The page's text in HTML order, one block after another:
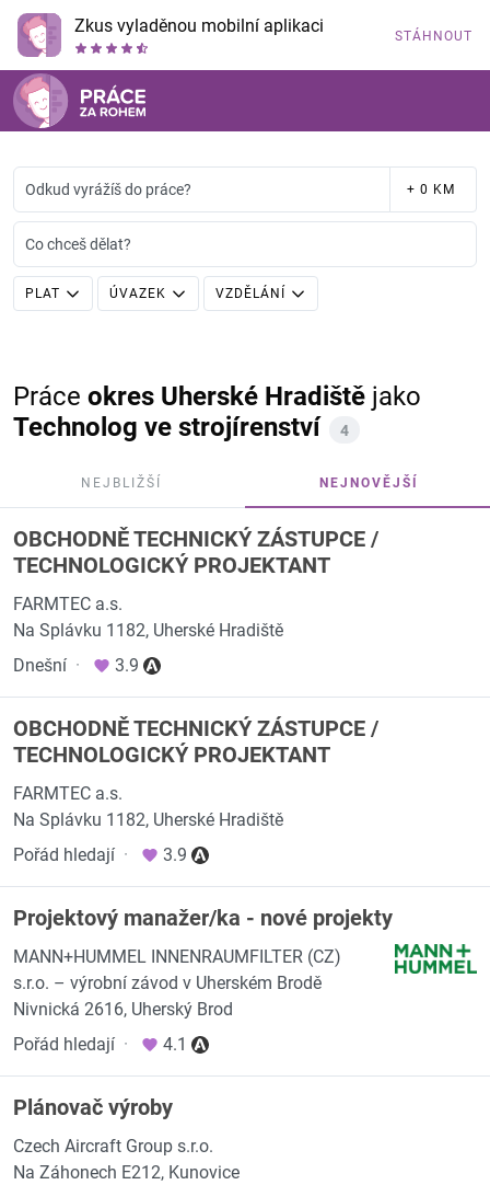
Zkus vyladěnou mobilní aplikaci STÁHNOUT
Odkud vyrážíš do práce? + 0 KM
Co chceš dělat?
PLAT ÚVAZEK VZDĚLÁNÍ
Práce okres Uherské Hradiště jako
Technolog ve strojírenství
4
NEJBLIŽŠÍ NEJNOVĚJŠÍ
OBCHODNĚ TECHNICKÝ ZÁSTUPCE /
TECHNOLOGICKÝ PROJEKTANT
FARMTEC a.s.
Na Splávku 1182, Uherské Hradiště
Dnešní · 3.9
OBCHODNĚ TECHNICKÝ ZÁSTUPCE /
TECHNOLOGICKÝ PROJEKTANT
FARMTEC a.s.
Na Splávku 1182, Uherské Hradiště
Pořád hledají · 3.9
Projektový manažer/ka - nové projekty
MANN+HUMMEL INNENRAUMFILTER (CZ)
s.r.o. – výrobní závod v Uherském Brodě
Nivnická 2616, Uherský Brod
Pořád hledají · 4.1
Plánovač výroby
Czech Aircraft Group s.r.o.
Na Záhonech E212, Kunovice